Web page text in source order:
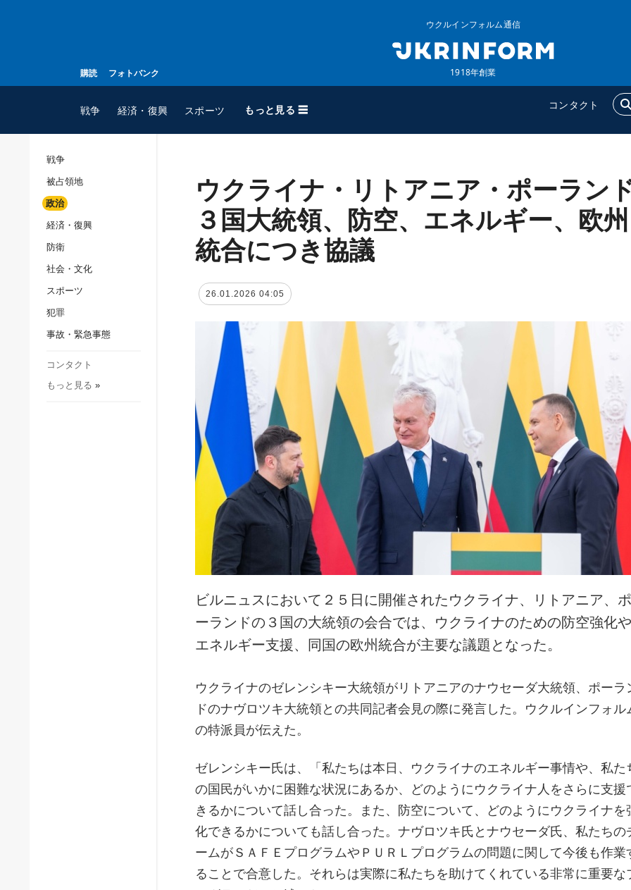
購読 フォトバンク
ウクルインフォルム通信
1918年創業
戦争 経済・復興 スポーツ もっと見る ☰ コンタクト
スポーツ
ウクルインフォルム
ウクルインフォルムについ
て
コンタクト
追加
特集
インタビュー
戦争
被占領地
政治
経済・復興
防衛
社会・文化
スポーツ
犯罪
事故・緊急事態
コンタクト
もっと見る »
ウクライナ・リトアニア・ポーラン
３国大統領、防空、エネルギー、欧州
統合につき協議
26.01.2026 04:05
ビルニュスにおいて２５日に開催されたウクライナ、リトアニア、ポ
ーランドの３国の大統領の会合では、ウクライナのための防空強化や
エネルギー支援、同国の欧州統合が主要な議題となった。
ウクライナのゼレンシキー大統領がリトアニアのナウセーダ大統領、ポーラ
ドのナヴロツキ大統領との共同記者会見の際に発言した。ウクルインフォル
の特派員が伝えた。
ゼレンシキー氏は、「私たちは本日、ウクライナのエネルギー事情や、私た
の国民がいかに困難な状況にあるか、どのようにウクライナ人をさらに支援
きるかについて話し合った。また、防空について、どのようにウクライナを
化できるかについても話し合った。ナヴロツキ氏とナウセーダ氏、私たちの
ームがＳＡＦＥプログラムやＰＵＲＬプログラムの問題に関して今後も作業
ることで合意した。それらは実際に私たちを助けてくれている非常に重要な